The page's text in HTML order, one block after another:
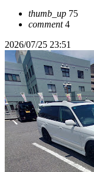
thumb_up 75
comment4
2026/07/25 23:51